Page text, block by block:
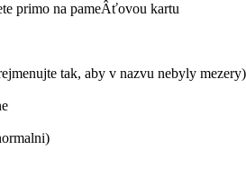
primo na pameÂťovou kartu
tak, aby v nazvu nebyly mezery)